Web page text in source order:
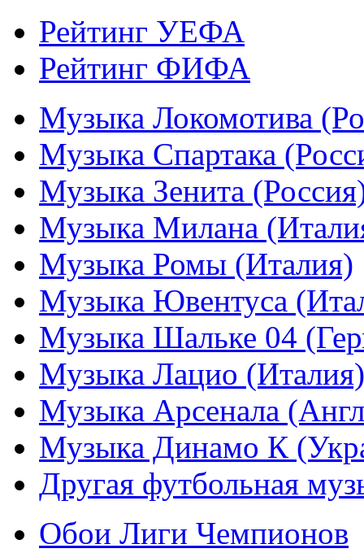
Рейтинг УЕФА
Рейтинг ФИФА
Музыка Локомотива
Музыка Спартака
Музыка Зенита
Музыка Милана
Музыка Ромы (Италия)
Музыка Ювентуса
Музыка Шальке 04
Музыка Лацио (Италия)
Музыка Арсенала
Музыка Динамо К
Другая футбольная
Обои Лиги Чемпионов